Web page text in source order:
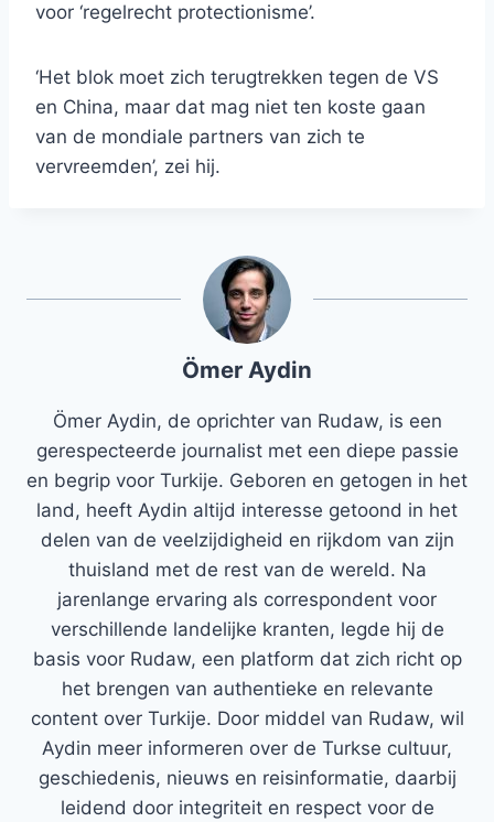
voor ‘regelrecht protectionisme’.
‘Het blok moet zich terugtrekken tegen de VS
en China, maar dat mag niet ten koste gaan
van de mondiale partners van zich te
vervreemden’, zei hij.
Ömer Aydin
Ömer Aydin, de oprichter van Rudaw, is een
gerespecteerde journalist met een diepe passie
en begrip voor Turkije. Geboren en getogen in het
land, heeft Aydin altijd interesse getoond in het
delen van de veelzijdigheid en rijkdom van zijn
thuisland met de rest van de wereld. Na
jarenlange ervaring als correspondent voor
verschillende landelijke kranten, legde hij de
basis voor Rudaw, een platform dat zich richt op
het brengen van authentieke en relevante
content over Turkije. Door middel van Rudaw, wil
Aydin meer informeren over de Turkse cultuur,
geschiedenis, nieuws en reisinformatie, daarbij
leidend door integriteit en respect voor de